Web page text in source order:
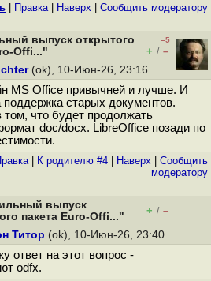
Правка| Наверх Cообщить модератору
выпуск открытого
Offi..."
–5
+ / –
(ok), 10-Июн-26, 23:16
MS Office привычней и лучше. И
поддержка старых документов.
что будет продолжать
doc/docx. LibreOffice позади по
| К родителю #4 Наверх
Cообщить
модератору
выпуск
пакета Euro-Offi..."
+ / –
Титор (ok), 10-Июн-26, 23:40
ответ на этот вопрос -
odfx.